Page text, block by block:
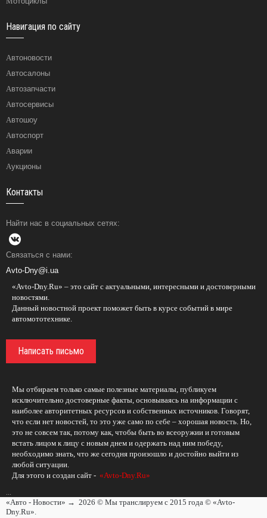
Навигация по сайту
Автоновости
Автосалоны
Автозапчасти
Автосервисы
Автошоу
Автоспорт
Аварии
Аукционы
Контакты
Найти нас в социальных сетях:
Связаться с нами:
Avto-Dny@i.ua
«Avto-Dny.Ru» – это сайт с актуальными, интересными и достоверными
новостями.
Данный новостной проект поможет быть в курсе событий в мире
автомототехнике.
Написать письмо
Мы отбираем только самые полезные материалы, публикуем
исключительно достоверные факты, основываясь на информации с
наиболее авторитетных ресурсов и собственных источников. Говорят,
что если нет новостей, то это уже само по себе – хорошая новость. Но,
это не совсем так, потому как, чтобы быть во всеоружии и готовым
встать лицом к лицу с новым днем и одержать над ним победу,
необходимо знать, что же сегодня произошло и достойно выйти из
любой ситуации.
Для этого и создан сайт - «Avto-Dny.Ru»
«Авто - Новости» → 2026 © Мы транслируем с 2015 года © «Avto-
Dny.Ru».